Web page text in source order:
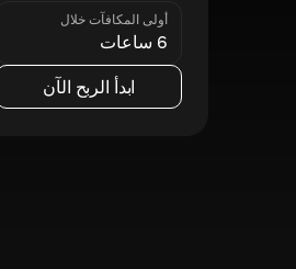
أولى المكافآت خلال
6 ساعات
ابدأ الربح الآن